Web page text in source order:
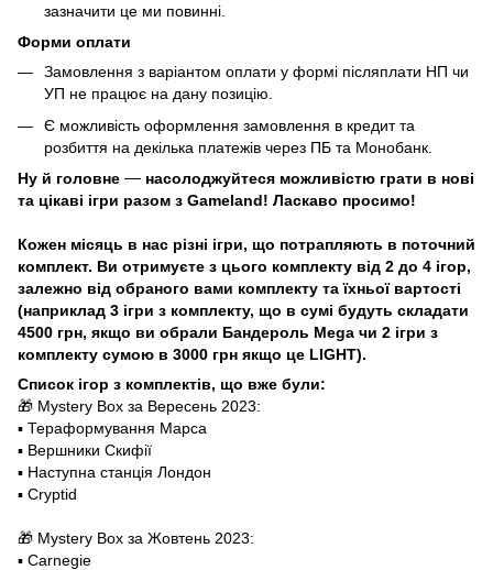
зазначити це ми повинні.
Форми оплати
Замовлення з варіантом оплати у формі післяплати НП чи
УП не працює на дану позицію.
Є можливість оформлення замовлення в кредит та
розбиття на декілька платежів через ПБ та Монобанк.
Ну й головне — насолоджуйтеся можливістю грати в нові
та цікаві ігри разом з Gameland! Ласкаво просимо!
Кожен місяць в нас різні ігри, що потрапляють в поточний
комплект. Ви отримуєте з цього комплекту від 2 до 4 ігор,
залежно від обраного вами комплекту та їхньої вартості
(наприклад 3 ігри з комплекту, що в сумі будуть складати
4500 грн, якщо ви обрали Бандероль Mega чи 2 ігри з
комплекту сумою в 3000 грн якщо це LIGHT).
Список ігор з комплектів, що вже були:
🎁 Mystery Box за Вересень 2023:
▪️ Тераформування Марса
▪️ Вершники Скифії
▪️ Наступна станція Лондон
▪️ Cryptid
🎁 Mystery Box за Жовтень 2023:
▪️ Carnegie